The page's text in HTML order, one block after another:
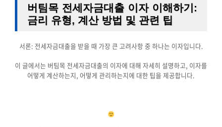
버팀목 전세자금대출 이자 이해하기:
금리 유형, 계산 방법 및 관련 팁
서론: 전세자금대출을 받을 때 가장 큰 고려사항 중 하나는 이자입니다.
이 글에서는 버팀목 전세자금대출의 이자에 대해 자세히 설명하고, 이자를
어떻게 계산하는지, 어떻게 관리하는지에 대한 팁을 제공합니다.